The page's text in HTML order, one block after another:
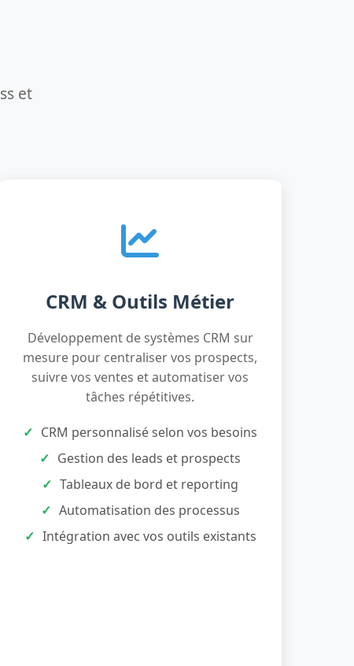
et
CRM & Outils Métier
Développement de systèmes CRM sur
mesure pour centraliser vos prospects,
suivre vos ventes et automatiser vos
tâches répétitives.
CRM personnalisé selon vos besoins
Gestion des leads et prospects
Tableaux de bord et reporting
Automatisation des processus
Intégration avec vos outils existants